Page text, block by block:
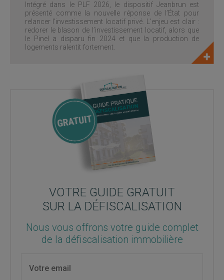
Intégré dans le PLF 2026, le dispositif Jeanbrun est
présenté comme la nouvelle réponse de l’État pour
relancer l’investissement locatif privé. L’enjeu est clair :
redorer le blason de l’investissement locatif, alors que
le Pinel a disparu fin 2024 et que la production de
logements ralentit fortement.
VOTRE GUIDE GRATUIT
SUR LA DÉFISCALISATION
Nous vous offrons votre guide complet
de la défiscalisation immobilière